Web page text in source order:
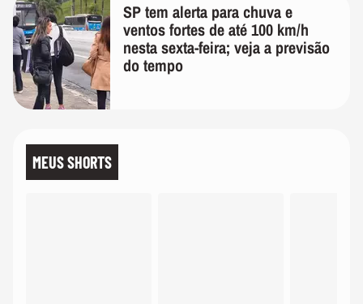
SP tem alerta para chuva e
ventos fortes de até 100 km/h
nesta sexta-feira; veja a previsão
do tempo
MEUS SHORTS